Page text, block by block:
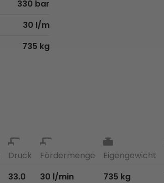
330 bar
30 l/m
735 kg
Druck Fördermenge Eigengewicht
33.0
30 l/min 735 kg